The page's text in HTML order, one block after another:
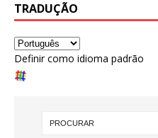
TRADUÇÃO
Definir como idioma padrão